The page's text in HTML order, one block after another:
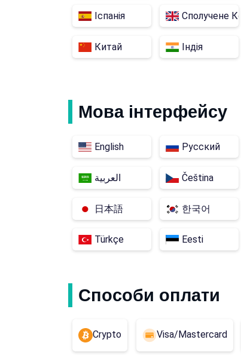
Іспанія Сполучене
Китай Індія
Мова інтерфейсу
English Русский
العربية Čeština
日本語 한국어
Türkçe Eesti
Способи оплати
Crypto Visa/Mastercard